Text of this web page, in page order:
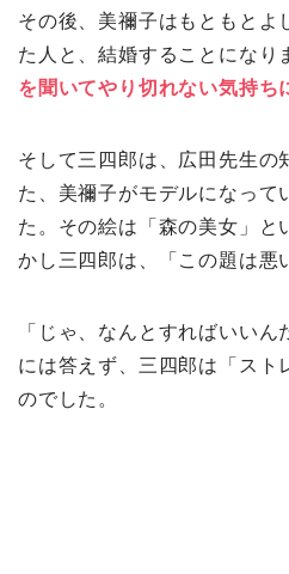
その後、美禰子はもともとよ
た人と、結婚することになり
を聞いてやり切れない気持ち
そして三四郎は、広田先生の
た、美禰子がモデルになって
た。その絵は「森の美女」と
かし三四郎は、「この題は悪
「じゃ、なんとすればいい
には答えず、三四郎は「スト
のでした。